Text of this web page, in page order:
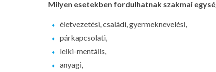
Milyen esetekben fordulhatnak szakmai
életvezetési, családi, gyermeknevelési,
párkapcsolati,
lelki-mentális,
anyagi,